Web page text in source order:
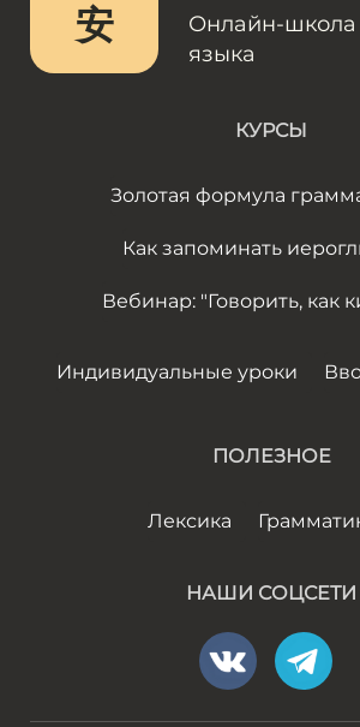
安
Онлайн-школа
языка
КУРСЫ
Золотая формула
Как запоминать
Вебинар: "Говорить, как
Индивидуальные уроки
ПОЛЕЗНОЕ
Лексика
НАШИ СОЦСЕТИ